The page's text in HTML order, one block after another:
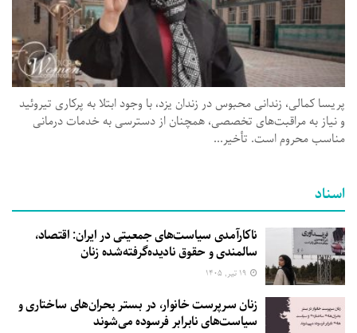
پریسا کمالی، زندانی محبوس در زندان یزد، با وجود ابتلا به پرکاری تیروئید
و نیاز به مراقبت‌های تخصصی، همچنان از دسترسی به خدمات درمانی
مناسب محروم است. تأخیر...
اسناد
ناکارآمدی سیاست‌های جمعیتی در ایران: اقتصاد،
سالمندی و حقوق نادیده‌گرفته‌شده زنان
زنان سرپرست خانوار، در بستر بحران‌های ساختاری و
سیاست‌های نابرابر فرسوده می‌شوند